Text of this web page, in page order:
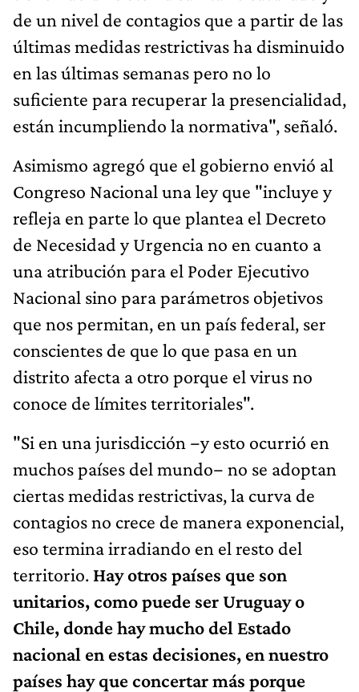
de un nivel de contagios que a partir de las
últimas medidas restrictivas ha disminuido
en las últimas semanas pero no lo
suficiente para recuperar la presencialidad,
están incumpliendo la normativa", señaló.
Asimismo agregó que el gobierno envió al
Congreso Nacional una ley que "incluye y
refleja en parte lo que plantea el Decreto
de Necesidad y Urgencia no en cuanto a
una atribución para el Poder Ejecutivo
Nacional sino para parámetros objetivos
que nos permitan, en un país federal, ser
conscientes de que lo que pasa en un
distrito afecta a otro porque el virus no
conoce de límites territoriales".
"Si en una jurisdicción −y esto ocurrió en
muchos países del mundo− no se adoptan
ciertas medidas restrictivas, la curva de
contagios no crece de manera exponencial,
eso termina irradiando en el resto del
territorio. Hay otros países que son
unitarios, como puede ser Uruguay o
Chile, donde hay mucho del Estado
nacional en estas decisiones, en nuestro
países hay que concertar más porque